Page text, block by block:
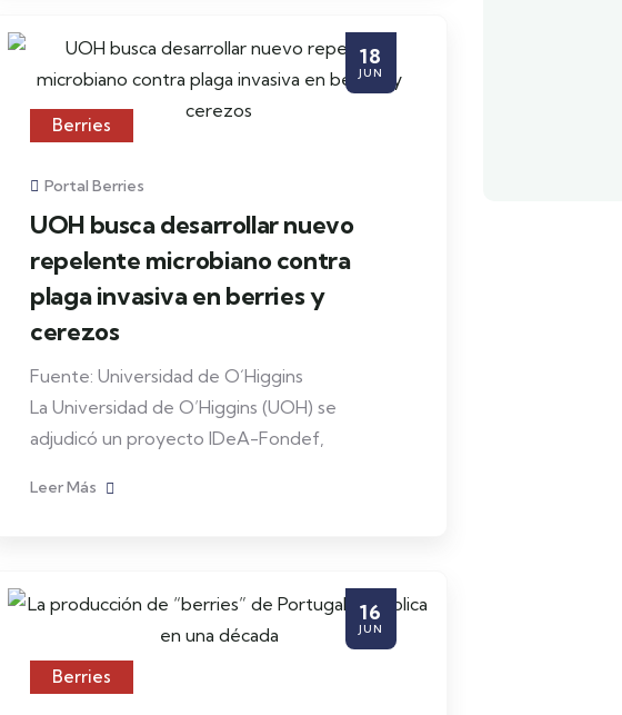
18
JUN
Berries
Portal Berries
UOH busca desarrollar nuevo
repelente microbiano contra
plaga invasiva en berries y
cerezos
Fuente: Universidad de O´Higgins
La Universidad de O’Higgins (UOH) se
adjudicó un proyecto IDeA-Fondef,
Leer Más
16
JUN
Berries